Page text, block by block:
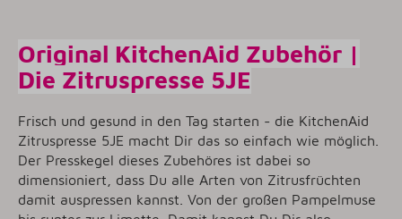
Original KitchenAid Zubehör |
Die Zitruspresse 5JE
Frisch und gesund in den Tag starten - die KitchenAid
Zitruspresse 5JE macht Dir das so einfach wie möglich.
Der Presskegel dieses Zubehöres ist dabei so
dimensioniert, dass Du alle Arten von Zitrusfrüchten
damit auspressen kannst. Von der großen Pampelmuse